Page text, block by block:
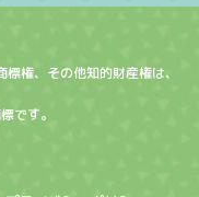
権、その他知的財産権は、
です。